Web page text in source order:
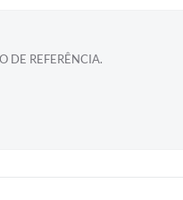
DE REFERÊNCIA.